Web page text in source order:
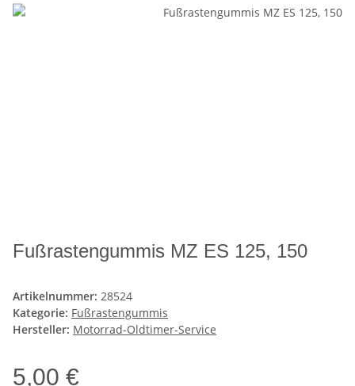
Fußrastengummis MZ ES 125, 150
Artikelnummer: 28524
Kategorie: Fußrastengummis
Hersteller: Motorrad-Oldtimer-Service
5,00 €